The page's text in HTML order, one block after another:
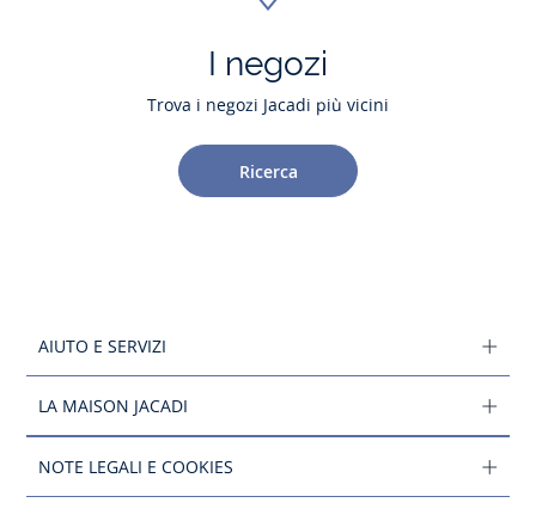
I negozi
Trova i negozi Jacadi più vicini
Ricerca
AIUTO E SERVIZI
LA MAISON JACADI
NOTE LEGALI E COOKIES